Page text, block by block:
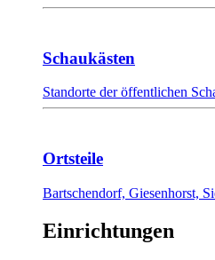
Schaukästen
Standorte der öffentlichen
Ortsteile
Bartschendorf, Giesenhorst,
Einrichtungen